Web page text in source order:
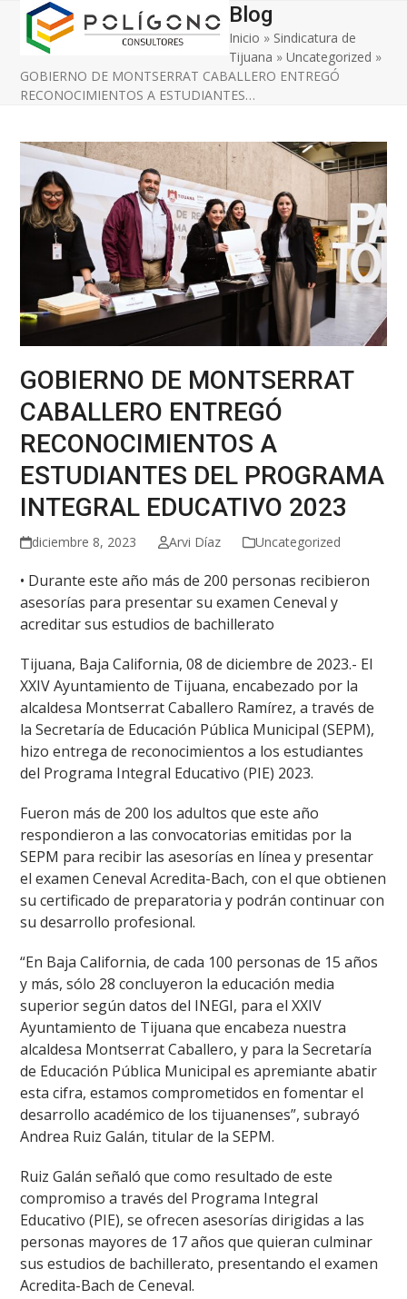
Skip
content
Open
mobile
menu
Close
mobile
menu
Blog
Inicio » Sindicatura de
Tijuana »Uncategorized »
GOBIERNO DE MONTSERRAT CABALLERO ENTREGÓ
RECONOCIMIENTOS A ESTUDIANTES…
GOBIERNO DE MONTSERRAT
CABALLERO ENTREGÓ
RECONOCIMIENTOS A
ESTUDIANTES DEL PROGRAMA
INTEGRAL EDUCATIVO 2023
diciembre 8, 2023 Arvi Díaz Uncategorized
• Durante este año más de 200 personas recibieron
asesorías para presentar su examen Ceneval y
acreditar sus estudios de bachillerato
Tijuana, Baja California, 08 de diciembre de 2023.- El
XXIV Ayuntamiento de Tijuana, encabezado por la
alcaldesa Montserrat Caballero Ramírez, a través de
la Secretaría de Educación Pública Municipal (SEPM),
hizo entrega de reconocimientos a los estudiantes
del Programa Integral Educativo (PIE) 2023.
Fueron más de 200 los adultos que este año
respondieron a las convocatorias emitidas por la
SEPM para recibir las asesorías en línea y presentar
el examen Ceneval Acredita-Bach, con el que obtienen
su certificado de preparatoria y podrán continuar con
su desarrollo profesional.
“En Baja California, de cada 100 personas de 15 años
y más, sólo 28 concluyeron la educación media
superior según datos del INEGI, para el XXIV
Ayuntamiento de Tijuana que encabeza nuestra
alcaldesa Montserrat Caballero, y para la Secretaría
de Educación Pública Municipal es apremiante abatir
esta cifra, estamos comprometidos en fomentar el
desarrollo académico de los tijuanenses”, subrayó
Andrea Ruiz Galán, titular de la SEPM.
Ruiz Galán señaló que como resultado de este
compromiso a través del Programa Integral
Educativo (PIE), se ofrecen asesorías dirigidas a las
personas mayores de 17 años que quieran culminar
sus estudios de bachillerato, presentando el examen
Acredita-Bach de Ceneval.